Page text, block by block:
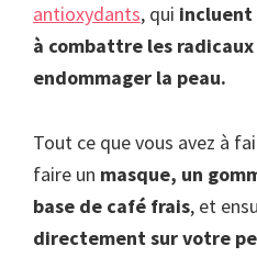
antioxydants, qui incluent
à combattre les
endommager la peau.
Tout ce que vous avez à
faire un masque, un
base de café frais, et
directement sur votre